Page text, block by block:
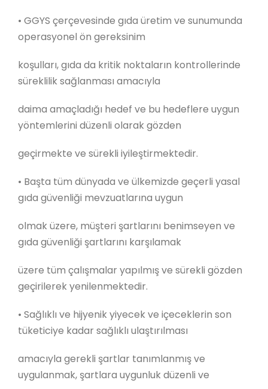
• GGYS çerçevesinde gıda üretim ve sunumunda
operasyonel ön gereksinim
koşulları, gıda da kritik noktaların kontrollerinde
süreklilik sağlanması amacıyla
daima amaçladığı hedef ve bu hedeflere uygun
yöntemlerini düzenli olarak gözden
geçirmekte ve sürekli iyileştirmektedir.
• Başta tüm dünyada ve ülkemizde geçerli yasal
gıda güvenliği mevzuatlarına uygun
olmak üzere, müşteri şartlarını benimseyen ve
gıda güvenliği şartlarını karşılamak
üzere tüm çalışmalar yapılmış ve sürekli gözden
geçirilerek yenilenmektedir.
• Sağlıklı ve hijyenik yiyecek ve içeceklerin son
tüketiciye kadar sağlıklı ulaştırılması
amacıyla gerekli şartlar tanımlanmış ve
uygulanmak, şartlara uygunluk düzenli ve